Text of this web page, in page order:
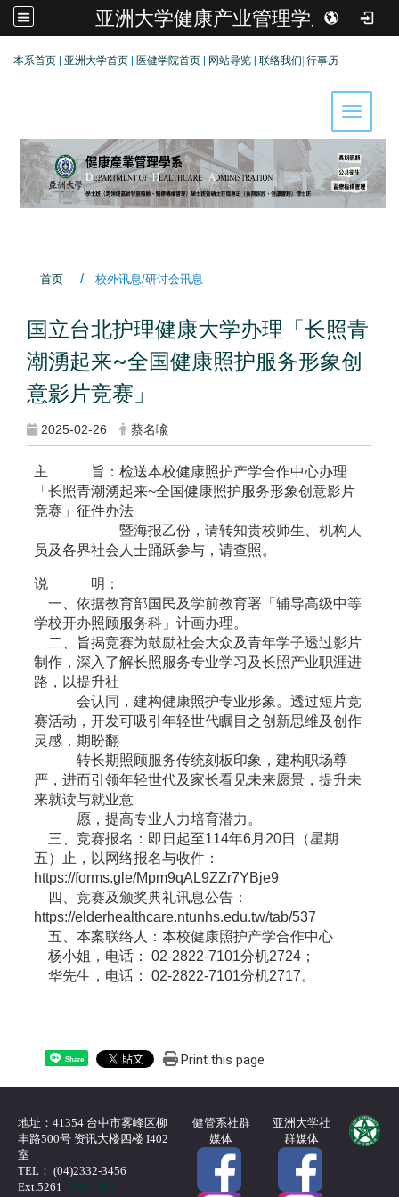
亚洲大学健康产业管理学系
本系首页 亚洲大学首页 医健学院首页 网站导览 联络我们 行事历
Toggle
首页 校外讯息/研讨会讯息
国立台北护理健康大学办理「长照青
潮湧起来~全国健康照护服务形象创
意影片竞赛」
2025-02-26 蔡名喩
主 旨：检送本校健康照护产学合作中心办理
「长照青潮湧起来~全国健康照护服务形象创意影片
竞赛」征件办法
暨海报乙份，请转知贵校师生、机构人
员及各界社会人士踊跃参与，请查照。
说 明：
一、依据教育部国民及学前教育署「辅导高级中等
学校开办照顾服务科」计画办理。
二、旨揭竞赛为鼓励社会大众及青年学子透过影片
制作，深入了解长照服务专业学习及长照产业职涯进
路，以提升社
会认同，建构健康照护专业形象。透过短片竞
赛活动，开发可吸引年轻世代瞩目之创新思维及创作
灵感，期盼翻
转长期照顾服务传统刻板印象，建构职场尊
严，进而引领年轻世代及家长看见未来愿景，提升未
来就读与就业意
愿，提高专业人力培育潜力。
三、竞赛报名：即日起至114年6月20日（星期
五）止，以网络报名与收件：
https://forms.gle/Mpm9qAL9ZZr7YBje9
四、竞赛及颁奖典礼讯息公告：
https://elderhealthcare.ntunhs.edu.tw/tab/537
五、本案联络人：本校健康照护产学合作中心
杨小姐，电话： 02-2822-7101分机2724；
华先生，电话： 02-2822-7101分机2717。
Share Print this page
地址：41354 台中市雾峰区柳
丰路500号 资讯大楼四楼 I402
室
TEL： (04)2332-3456
Ext.5261联络我们
健管系社群
媒体
亚洲大学社
群媒体